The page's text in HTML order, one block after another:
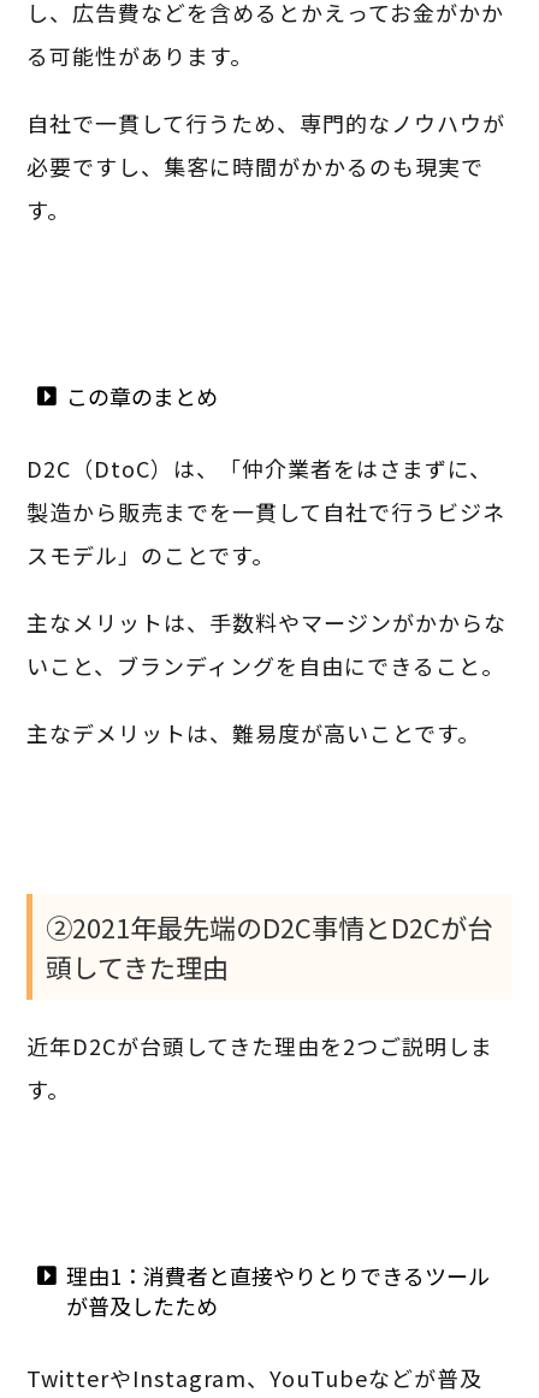
し、広告費などを含めるとかえってお金がかか
る可能性があります。
自社で一貫して行うため、専門的なノウハウが
必要ですし、集客に時間がかかるのも現実で
す。
この章のまとめ
D2C（DtoC）は、「仲介業者をはさまずに、
製造から販売までを一貫して自社で行うビジネ
スモデル」のことです。
主なメリットは、手数料やマージンがかからな
いこと、ブランディングを自由にできること。
主なデメリットは、難易度が高いことです。
②2021年最先端のD2C事情とD2Cが台
頭してきた理由
近年D2Cが台頭してきた理由を2つご説明しま
す。
理由1：消費者と直接やりとりできるツール
が普及したため
TwitterやInstagram、YouTubeなどが普及